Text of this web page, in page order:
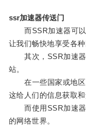
ssr加速器传送门
而SSR加速器可以
让我们畅快地享受各种
其次，SSR加速器
站。
在一些国家或地区
这给人们的信息获取
而使用SSR加速器
的网络世界。